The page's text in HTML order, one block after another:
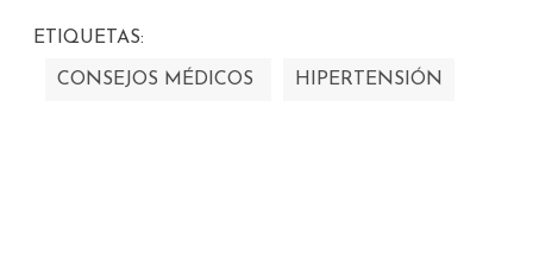
ETIQUETAS:
CONSEJOS MÉDICOS HIPERTENSIÓN